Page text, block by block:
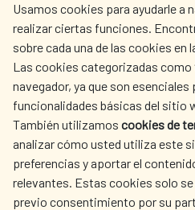
Usamos cookies para ayudarle a
realizar ciertas funciones.
sobre cada una de las cookies
Las cookies categorizadas como
navegador, ya que son
funcionalidades básicas del sitio
También utilizamos cookies de
analizar cómo usted utiliza este
preferencias y aportar el
relevantes. Estas cookies solo se
previo consentimiento por su
AECID
SPANISH HUMANITARIAN
ACTION
CULTURE AND SCIENCE